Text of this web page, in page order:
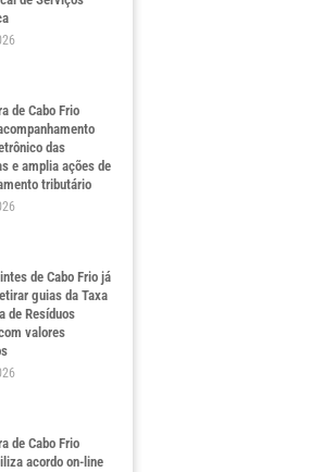
de Cabo Frio
das
e amplia ações de
tributário
de Cabo Frio já
guias da Taxa
de Resíduos
valores
de Cabo Frio
acordo on-line